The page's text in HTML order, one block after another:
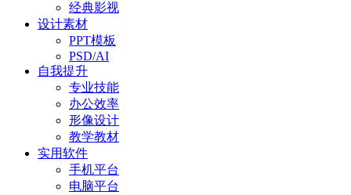
经典影视
设计素材
PPT模板
PSD/AI
自我提升
专业技能
办公效率
形像设计
教学教材
实用软件
手机平台
电脑平台